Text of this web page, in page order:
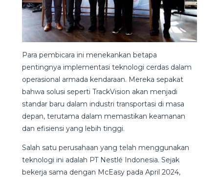
Para pembicara ini menekankan betapa
pentingnya implementasi teknologi cerdas dalam
operasional armada kendaraan. Mereka sepakat
bahwa solusi seperti TrackVision akan menjadi
standar baru dalam industri transportasi di masa
depan, terutama dalam memastikan keamanan
dan efisiensi yang lebih tinggi.
Salah satu perusahaan yang telah menggunakan
teknologi ini adalah PT Nestlé Indonesia. Sejak
bekerja sama dengan McEasy pada April 2024,